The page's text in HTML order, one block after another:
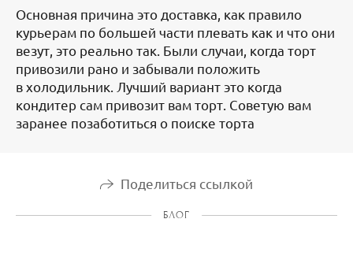
Основная причина это доставка, как правило
курьерам по большей части плевать как и что они
везут, это реально так. Были случаи, когда торт
привозили рано и забывали положить
в холодильник. Лучший вариант это когда
кондитер сам привозит вам торт. Советую вам
заранее позаботиться о поиске торта
Поделиться ссылкой
БЛОГ